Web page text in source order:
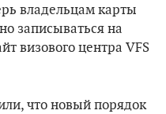
владельцам карты
записываться на
визового центра VFS
что новый порядок